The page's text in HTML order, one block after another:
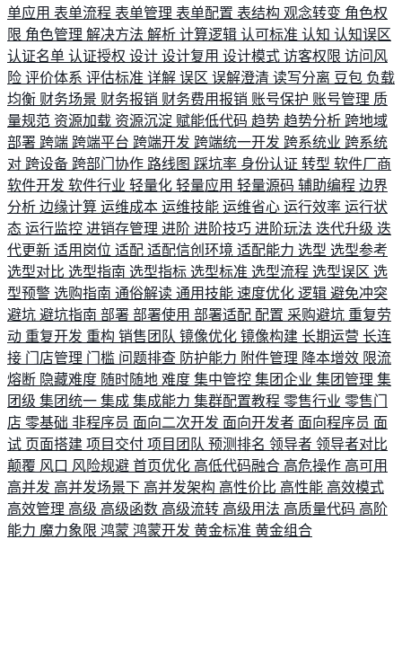
单应用 表单流程 表单管理 表单配置 表结构 观念转变 角色权
限 角色管理 解决方法 解析 计算逻辑 认可标准 认知 认知误区
认证名单 认证授权 设计 设计复用 设计模式 访客权限 访问风
险 评价体系 评估标准 详解 误区 误解澄清 读写分离 豆包 负载
均衡 财务场景 财务报销 财务费用报销 账号保护 账号管理 质
量规范 资源加载 资源沉淀 赋能低代码 趋势 趋势分析 跨地域
部署 跨端 跨端平台 跨端开发 跨端统一开发 跨系统业 跨系统
对 跨设备 跨部门协作 路线图 踩坑率 身份认证 转型 软件厂商
软件开发 软件行业 轻量化 轻量应用 轻量源码 辅助编程 边界
分析 边缘计算 运维成本 运维技能 运维省心 运行效率 运行状
态 运行监控 进销存管理 进阶 进阶技巧 进阶玩法 迭代升级 迭
代更新 适用岗位 适配 适配信创环境 适配能力 选型 选型参考
选型对比 选型指南 选型指标 选型标准 选型流程 选型误区 选
型预警 选购指南 通俗解读 通用技能 速度优化 逻辑 避免冲突
避坑 避坑指南 部署 部署使用 部署适配 配置 采购避坑 重复劳
动 重复开发 重构 销售团队 镜像优化 镜像构建 长期运营 长连
接 门店管理 门槛 问题排查 防护能力 附件管理 降本增效 限流
熔断 隐藏难度 随时随地 难度 集中管控 集团企业 集团管理 集
团级 集团统一 集成 集成能力 集群配置教程 零售行业 零售门
店 零基础 非程序员 面向二次开发 面向开发者 面向程序员 面
试 页面搭建 项目交付 项目团队 预测排名 领导者 领导者对比
颠覆 风口 风险规避 首页优化 高低代码融合 高危操作 高可用
高并发 高并发场景下 高并发架构 高性价比 高性能 高效模式
高效管理 高级 高级函数 高级流转 高级用法 高质量代码 高阶
能力 魔力象限 鸿蒙 鸿蒙开发 黄金标准 黄金组合